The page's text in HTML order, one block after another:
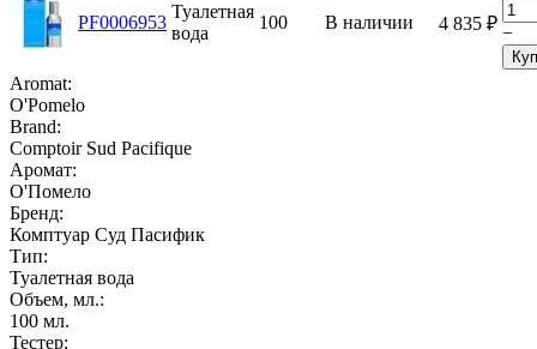
PF0006953
Туалетная
вода
100 В наличии 4 835 ₽ −
Aromat:
O'Pomelo
Brand:
Comptoir Sud Pacifique
Аромат:
О'Помело
Бренд:
Комптуар Суд Пасифик
Тип:
Туалетная вода
Объем, мл.:
100 мл.
Тестер: